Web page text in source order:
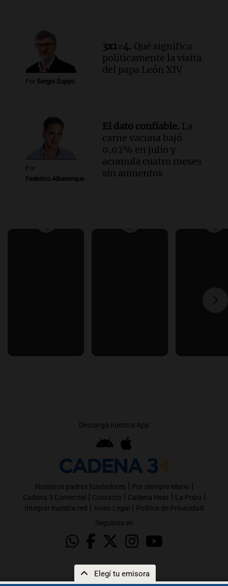
Elegí tu emisora
Por Sergio Suppo
3x1=4. Qué significa
políticamente la visita
del papa León XIV
Por
Federico Albarenque
El dato confiable. La
carne vacuna bajó
0,02% en julio y
acumula cuatro meses
sin aumentos
Descargá nuestra App
Nuestros padres fundadores | Por siempre Mario |
Cadena 3 Comercial | Contacto | Cadena Heat | La Popu |
Integrar nuestra red | Aviso Legal | Política de Privacidad
Seguinos en